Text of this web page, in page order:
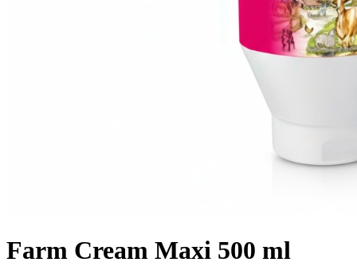
Farm Cream Maxi 500 ml